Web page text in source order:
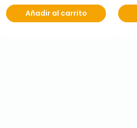
Añadir al carrito